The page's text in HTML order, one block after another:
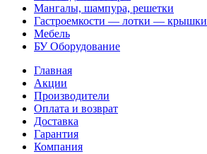
Мангалы, шампура, решетки
Гастроемкости — лотки — крышки
Мебель
БУ Оборудование
Главная
Акции
Производители
Оплата и возврат
Доставка
Гарантия
Компания